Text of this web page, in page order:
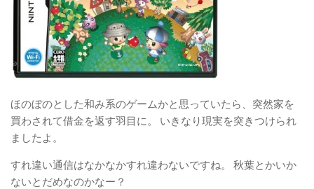
ほのぼのとした和み系のゲームかと思っていたら、突然家を
買わされて借金を返す羽目に。 いきなり現実を突きつけられ
ましたよ。
すれ違い通信はなかなかすれ違わないですね。 秋葉とかいか
ないとだめなのかなー？